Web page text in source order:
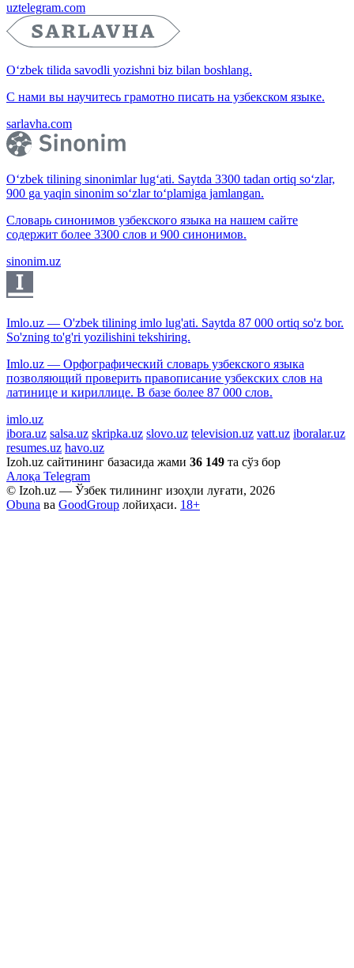
uztelegram.com
O‘zbek tilida savodli yozishni biz bilan boshlang.
С нами вы научитесь грамотно писать на узбекском языке.
sarlavha.com
O‘zbek tilining sinonimlar lug‘ati. Saytda 3300 tadan ortiq so‘zlar,
900 ga yaqin sinonim so‘zlar to‘plamiga jamlangan.
Словарь синонимов узбекского языка на нашем сайте
содержит более 3300 слов и 900 синонимов.
sinonim.uz
Imlo.uz — O'zbek tilining imlo lug'ati. Saytda 87 000 ortiq so'z bor.
So'zning to'g'ri yozilishini tekshiring.
Imlo.uz — Орфографический словарь узбекского языка
позволяющий проверить правописание узбекских слов на
латинице и кириллице. В базе более 87 000 слов.
imlo.uz
ibora.uz salsa.uz skripka.uz slovo.uz television.uz vatt.uz iboralar.uz
resumes.uz havo.uz
Izoh.uz сайтининг базасида жами 36 149 та сўз бор
Алоқа Telegram
© Izoh.uz — Ўзбек тилининг изоҳли луғати, 2026
Obuna ва GoodGroup лойиҳаси. 18+